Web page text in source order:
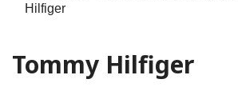
Hilfiger
Tommy Hilfiger